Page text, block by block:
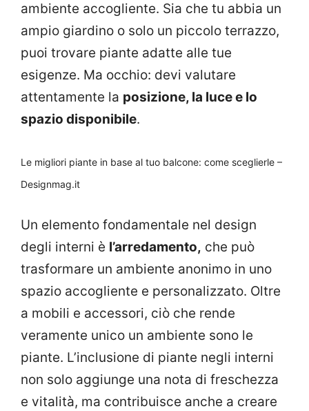
ambiente accogliente. Sia che tu abbia un
ampio giardino o solo un piccolo terrazzo,
puoi trovare piante adatte alle tue
esigenze. Ma occhio: devi valutare
attentamente la posizione, la luce e lo
spazio disponibile.
Le migliori piante in base al tuo balcone: come sceglierle –
Designmag.it
Un elemento fondamentale nel design
degli interni è l’arredamento, che può
trasformare un ambiente anonimo in uno
spazio accogliente e personalizzato. Oltre
a mobili e accessori, ciò che rende
veramente unico un ambiente sono le
piante. L’inclusione di piante negli interni
non solo aggiunge una nota di freschezza
e vitalità, ma contribuisce anche a creare